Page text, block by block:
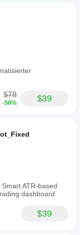
$78
-50% $39
ATR-based
dashboard
$39